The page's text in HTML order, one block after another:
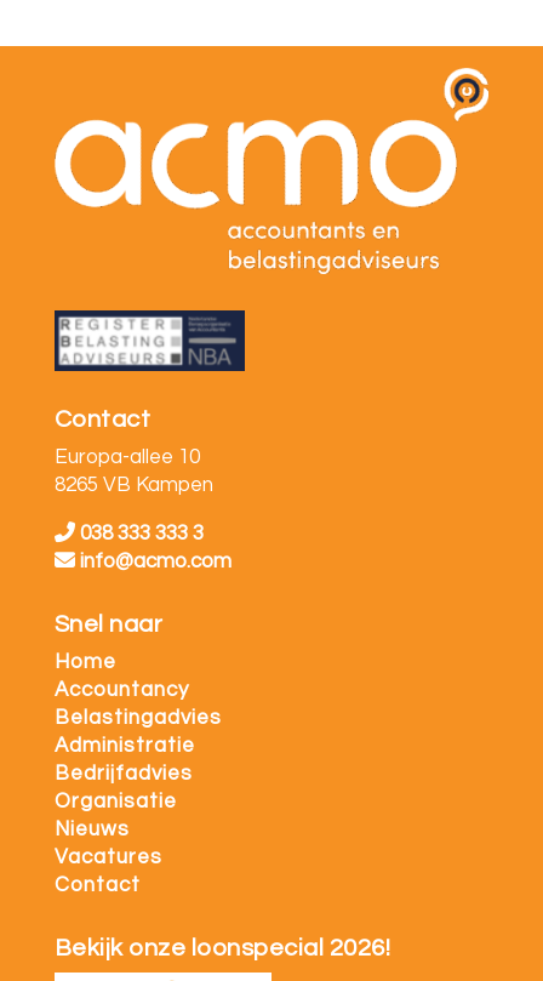
Contact
Europa-allee 10
8265 VB Kampen
038 333 333 3
info@acmo.com
Snel naar
Home
Accountancy
Belastingadvies
Administratie
Bedrijfadvies
Organisatie
Nieuws
Vacatures
Contact
Bekijk onze loonspecial 2026!